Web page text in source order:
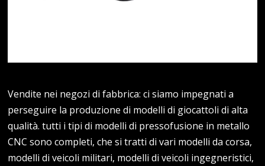
Vendite nei negozi di fabbrica: ci siamo impegnati a
perseguire la produzione di modelli di giocattoli di alta
qualità. tutti i tipi di modelli di pressofusione in metallo
CNC sono completi, che si tratti di vari modelli da corsa,
modelli di veicoli militari, modelli di veicoli ingegneristici,